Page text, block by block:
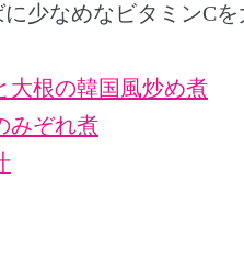
少なめなビタミンC
大根の韓国風炒め煮
みぞれ煮